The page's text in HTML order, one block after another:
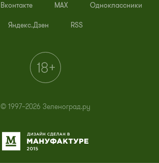
Вконтакте MAX Одноклассники
Яндекс.Дзен RSS
© 1997–2026 Зеленоград.ру